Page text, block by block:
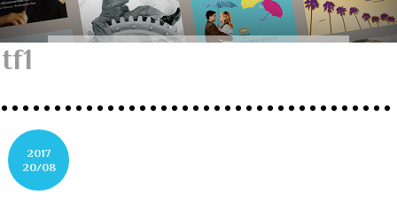
tf1
2017
20/08